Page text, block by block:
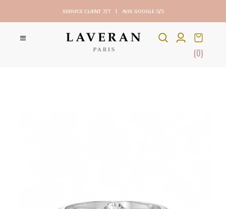
SERVICE CLIENT 7/7 | AVIS GOOGLE 5/5
(0)